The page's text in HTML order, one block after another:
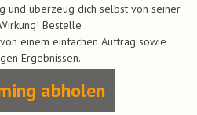
und überzeug dich selbst von seiner
Bestelle
einem einfachen Auftrag sowie
Ergebnissen.
abholen